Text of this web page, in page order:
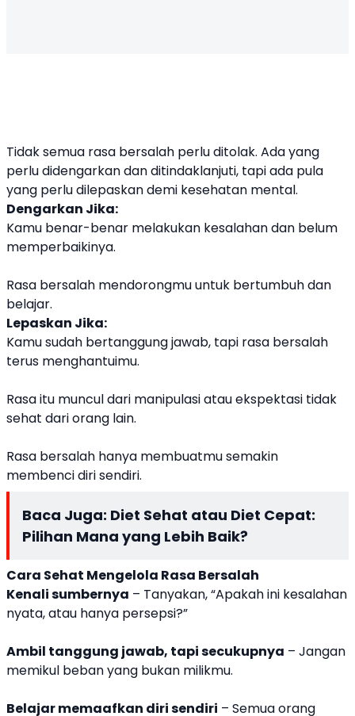
Tidak semua rasa bersalah perlu ditolak. Ada yang
perlu didengarkan dan ditindaklanjuti, tapi ada pula
yang perlu dilepaskan demi kesehatan mental.
Dengarkan Jika:
Kamu benar-benar melakukan kesalahan dan belum
memperbaikinya.
Rasa bersalah mendorongmu untuk bertumbuh dan
belajar.
Lepaskan Jika:
Kamu sudah bertanggung jawab, tapi rasa bersalah
terus menghantuimu.
Rasa itu muncul dari manipulasi atau ekspektasi tidak
sehat dari orang lain.
Rasa bersalah hanya membuatmu semakin
membenci diri sendiri.
Baca Juga: Diet Sehat atau Diet Cepat:
Pilihan Mana yang Lebih Baik?
Cara Sehat Mengelola Rasa Bersalah
Kenali sumbernya – Tanyakan, “Apakah ini kesalahan
nyata, atau hanya persepsi?”
Ambil tanggung jawab, tapi secukupnya – Jangan
memikul beban yang bukan milikmu.
Belajar memaafkan diri sendiri – Semua orang